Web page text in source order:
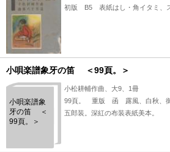
初版 B5 表紙はし・角イタミ、
小唄楽譜象牙の笛 ＜99頁。＞
小唄楽譜象
牙の笛 ＜
99頁。＞
小松耕輔作曲、大9、1冊
99頁。 重版 函 露風、白秋、御
五郎装。深紅の布装表紙美本。